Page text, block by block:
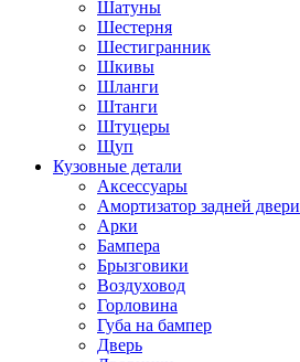
Шатуны
Шестерня
Шестигранник
Шкивы
Шланги
Штанги
Штуцеры
Щуп
Кузовные детали
Аксессуары
Амортизатор задней двери
Арки
Бампера
Брызговики
Воздуховод
Горловина
Губа на бампер
Дверь